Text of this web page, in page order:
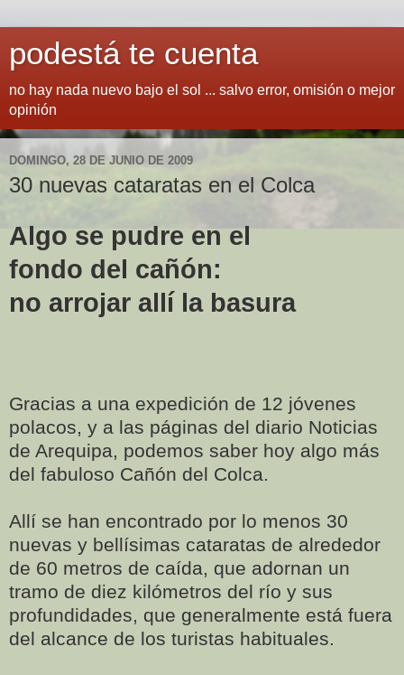
podestá te cuenta
no hay nada nuevo bajo el sol ... salvo error, omisión o mejor
opinión
DOMINGO, 28 DE JUNIO DE 2009
30 nuevas cataratas en el Colca
Algo se pudre en el
fondo del cañón:
no arrojar allí la basura
Gracias a una expedición de 12 jóvenes
polacos, y a las páginas del diario Noticias
de Arequipa, podemos saber hoy algo más
del fabuloso Cañón del Colca.
Allí se han encontrado por lo menos 30
nuevas y bellísimas cataratas de alrededor
de 60 metros de caída, que adornan un
tramo de diez kilómetros del río y sus
profundidades, que generalmente está fuera
del alcance de los turistas habituales.